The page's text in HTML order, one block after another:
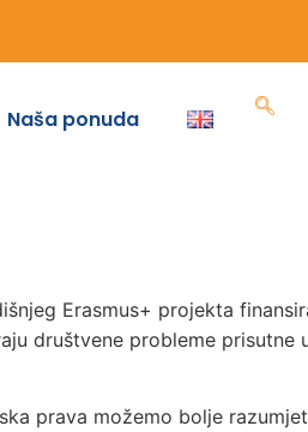
Naša ponuda
Erasmus+ projekta
društvene probleme prisutne
prava možemo bolje